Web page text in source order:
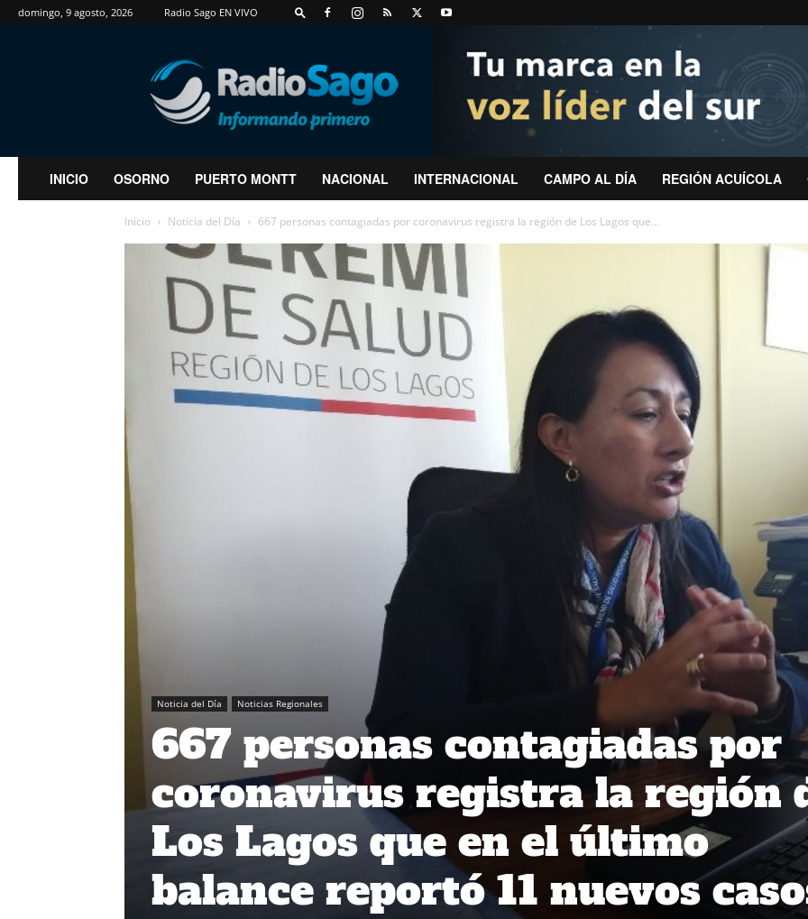
domingo, 9 agosto, 2026 Radio Sago EN VIVO
RadioSago
INICIO OSORNO PUERTO MONTT NACIONAL INTERNACIONAL CAMPO AL DÍA REGIÓN ACUÍCOLA
Inicio Noticia del Día 667 personas contagiadas por coronavirus registra la región de Los Lagos que...
Noticia del Día Noticias Regionales
667 personas contagiadas por
coronavirus registra la región
Los Lagos que en el último
balance reportó 11 nuevos